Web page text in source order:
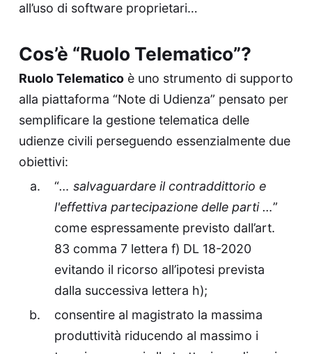
all’uso di software proprietari…
Cos’è “Ruolo Telematico”?
Ruolo Telematicoè uno strumento di supporto
alla piattaforma “Note di Udienza” pensato per
semplificare la gestione telematica delle
udienze civili perseguendo essenzialmente due
obiettivi:
“… salvaguardare il contraddittorio e
l'effettiva partecipazione delle parti …”
come espressamente previsto dall’art.
83 comma 7 lettera f) DL 18-2020
evitando il ricorso all’ipotesi prevista
dalla successiva lettera h);
consentire al magistrato la massima
produttività riducendo al massimo i